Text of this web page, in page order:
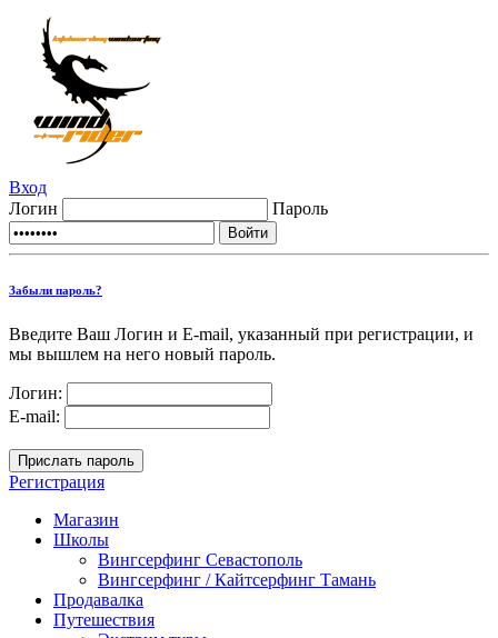
Вход
Логин
Пароль
Забыли пароль?
Введите Ваш Логин и E-mail, указанный при регистрации, и
мы вышлем на него новый пароль.
Логин:
E-mail:
Регистрация
Магазин
Школы
Вингсерфинг Севастополь
Вингсерфинг / Кайтсерфинг Тамань
Продавалка
Путешествия